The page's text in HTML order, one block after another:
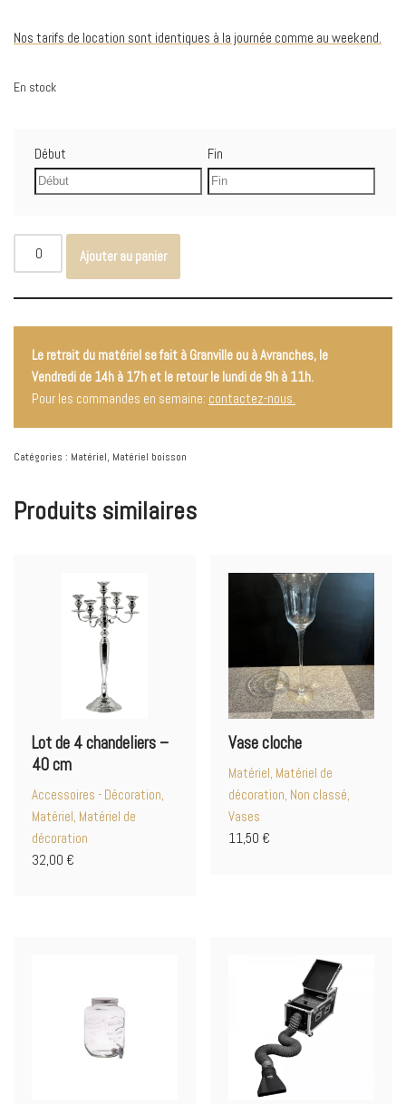
Nos tarifs de location sont identiques à la journée comme au weekend.
En stock
Début Fin
Ajouter au panier
Le retrait du matériel se fait à Granville ou à Avranches, le
Vendredi de 14h à 17h et le retour le lundi de 9h à 11h.
Pour les commandes en semaine: contactez-nous.
Catégories : Matériel, Matériel boisson
Produits similaires
Lot de 4 chandeliers –
40 cm
Accessoires - Décoration,
Matériel, Matériel de
décoration
32,00 €
Vase cloche
Matériel, Matériel de
décoration, Non classé,
Vases
11,50 €